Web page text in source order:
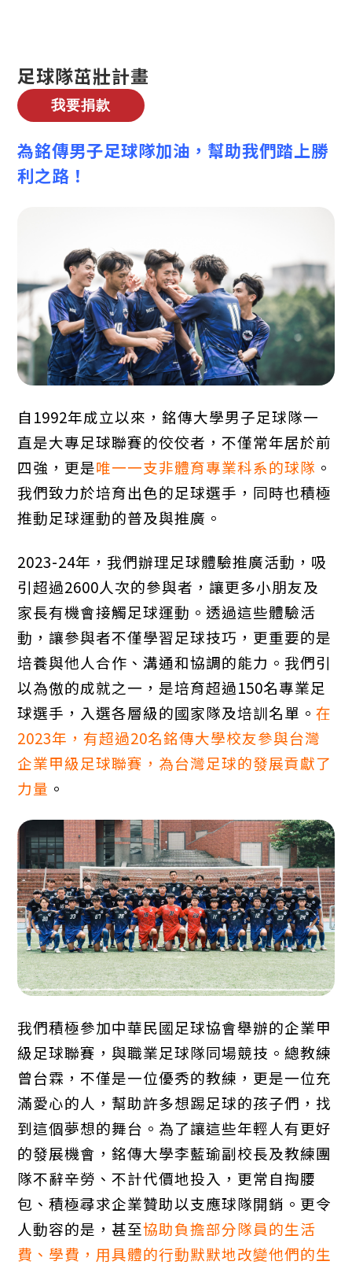
足球隊茁壯計畫
為銘傳男子足球隊加油，幫助我們踏上勝
利之路！
自1992年成立以來，銘傳大學男子足球隊一
直是大專足球聯賽的佼佼者，不僅常年居於前
四強，更是唯一一支非體育專業科系的球隊 。
我們致力於培育出色的足球選手，同時也積極
推動足球運動的普及與推廣。
2023-24年，我們辦理足球體驗推廣活動，吸
引超過2600人次的參與者，讓更多小朋友及
家長有機會接觸足球運動。透過這些體驗活
動，讓參與者不僅學習足球技巧，更重要的是
培養與他人合作、溝通和協調的能力。我們引
以為傲的成就之一，是培育超過150名專業足
球選手，入選各層級的國家隊及培訓名單。在
2023年，有超過20名銘傳大學校友參與台灣
企業甲級足球聯賽，為台灣足球的發展貢獻了
力量 。
我們積極參加中華民國足球協會舉辦的企業甲
級足球聯賽，與職業足球隊同場競技。總教練
曾台霖，不僅是一位優秀的教練，更是一位充
滿愛心的人，幫助許多想踢足球的孩子們，找
到這個夢想的舞台。為了讓這些年輕人有更好
的發展機會，銘傳大學李藍瑜副校長及教練團
隊不辭辛勞、不計代價地投入，更常自掏腰
包、積極尋求企業贊助以支應球隊開銷。更令
人動容的是，甚至協助負擔部分隊員的生活
費、學費，用具體的行動默默地改變他們的生